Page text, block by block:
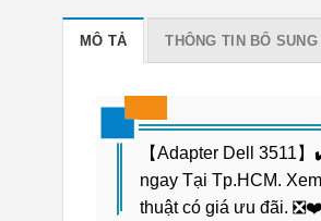
MÔ TẢ THÔNG TIN BỔ SUNG
【Adapter Dell 3511
ngay Tại Tp.HCM.
thuật có giá ưu đãi.